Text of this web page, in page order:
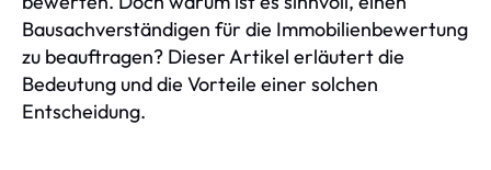
Bausachverständigen für die Immobilienbewertung
zu beauftragen? Dieser Artikel erläutert die
Bedeutung und die Vorteile einer solchen
Entscheidung.